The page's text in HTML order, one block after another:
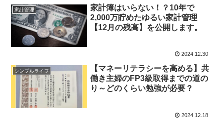
家計管理
家計簿はいらない！？10年で
2,000万貯めたゆるい家計管理
【12月の残高】を公開します。
2024.12.30
シンプルライフ
【マネーリテラシーを高める】共
働き主婦のFP3級取得までの道の
り～どのくらい勉強が必要？
2024.12.18